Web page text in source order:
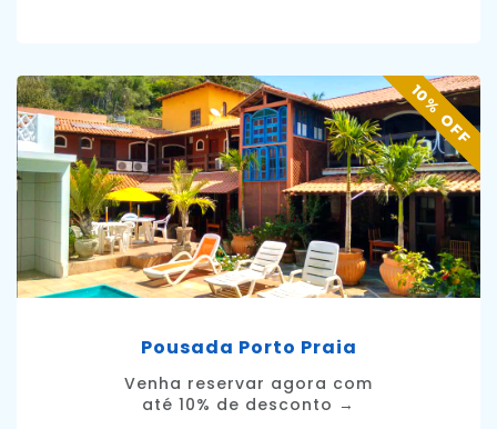
Pousada Porto Praia
Venha reservar agora com
até 10% de desconto →
10% OFF